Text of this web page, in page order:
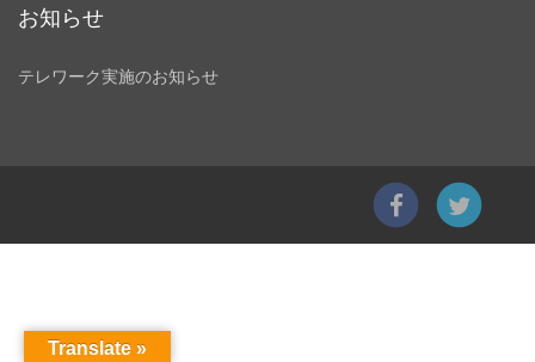
お知らせ
テレワーク実施のお知らせ
Translate »